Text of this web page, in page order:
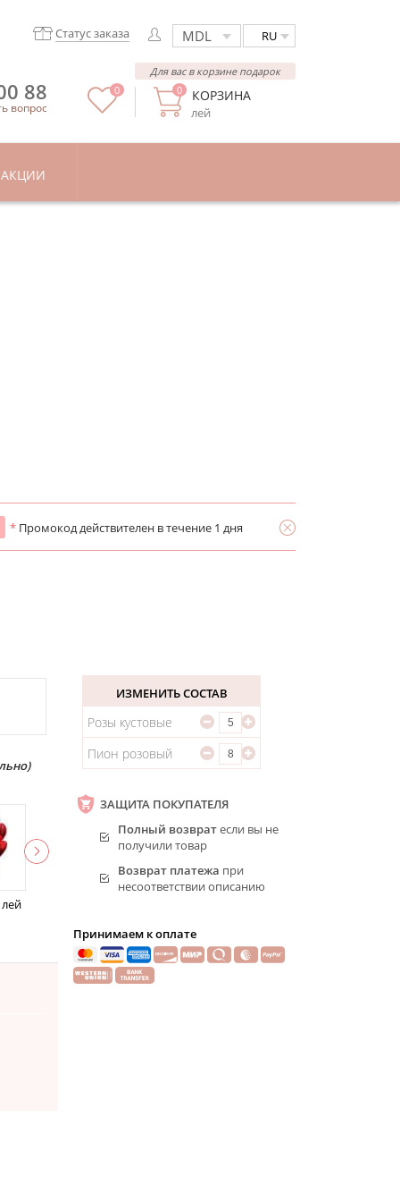
RU
Статус заказа
КОРЗИНА
лей
0
Для вас в корзине подарок
0
88
вопрос
АКЦИИ
* Промокод действителен в течение 1 дня
ИЗМЕНИТЬ СОСТАВ
Розы кустовые
Пион розовый
ЗАЩИТА ПОКУПАТЕЛЯ
Полный возвратесли вы не
получили товар
Возврат платежа при
несоответствии описанию
Принимаем к оплате